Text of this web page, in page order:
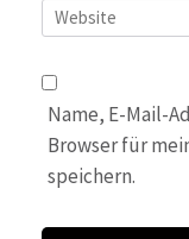
Website
Name, E-Mail-
Browser für
speichern.